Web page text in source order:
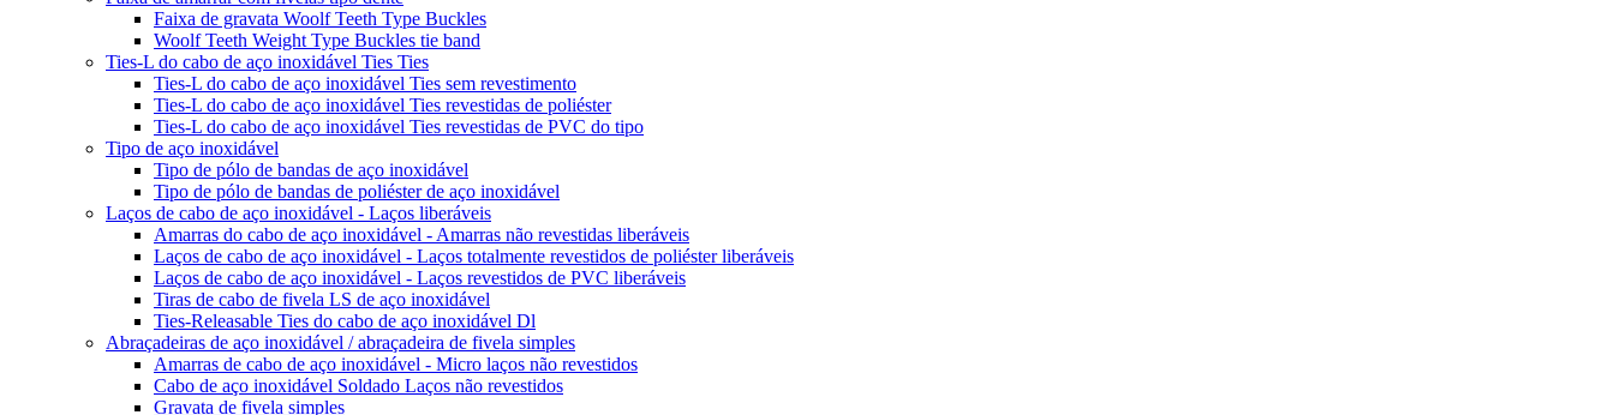
Faixa de gravata Woolf Teeth Type Buckles
Woolf Teeth Weight Type Buckles tie band
Ties-L do cabo de aço inoxidável Ties Ties
Ties-L do cabo de aço inoxidável Ties sem revestimento
Ties-L do cabo de aço inoxidável Ties revestidas de poliéster
Ties-L do cabo de aço inoxidável Ties revestidas de PVC do tipo
Tipo de aço inoxidável
Tipo de pólo de bandas de aço inoxidável
Tipo de pólo de bandas de poliéster de aço inoxidável
Laços de cabo de aço inoxidável - Laços liberáveis
Amarras do cabo de aço inoxidável - Amarras não revestidas liberáveis
Laços de cabo de aço inoxidável - Laços totalmente revestidos de poliéster liberáveis
Laços de cabo de aço inoxidável - Laços revestidos de PVC liberáveis
Tiras de cabo de fivela LS de aço inoxidável
Ties-Releasable Ties do cabo de aço inoxidável Dl
Abraçadeiras de aço inoxidável / abraçadeira de fivela simples
Amarras de cabo de aço inoxidável - Micro laços não revestidos
Cabo de aço inoxidável Soldado Laços não revestidos
Gravata de fivela simples